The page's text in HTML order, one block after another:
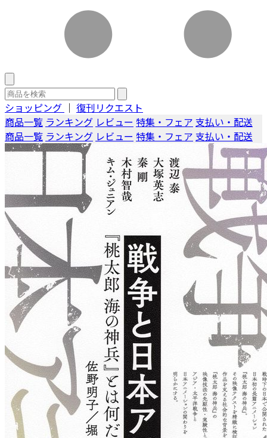
ショッピング ｜ 復刊リクエスト
商品一覧 ランキング レビュー 特集・フェア 支払い・配送
商品一覧 ランキング レビュー 特集・フェア 支払い・配送